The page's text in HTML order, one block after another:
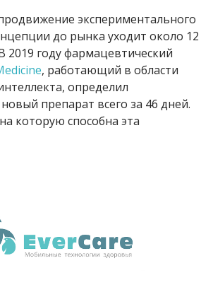
экспериментального
до рынка уходит около 12
2019 году фармацевтический
, работающий в области
определил
препарат всего за 46 дней.
которую способна эта